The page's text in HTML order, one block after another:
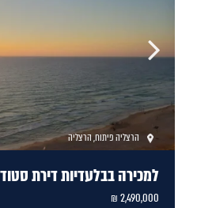
הרצליה פיתוח,הרצליה
למכירה בבלעדיות דירת
2,490,000 ₪